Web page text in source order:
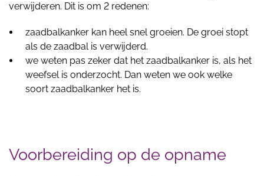
verwijderen. Dit is om 2 redenen:
zaadbalkanker kan heel snel groeien. De groei stopt
als de zaadbal is verwijderd.
we weten pas zeker dat het zaadbalkanker is, als het
weefsel is onderzocht. Dan weten we ook welke
soort zaadbalkanker het is.
Voorbereiding op de opname